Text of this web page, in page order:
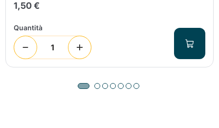
1,50 €
Quantità